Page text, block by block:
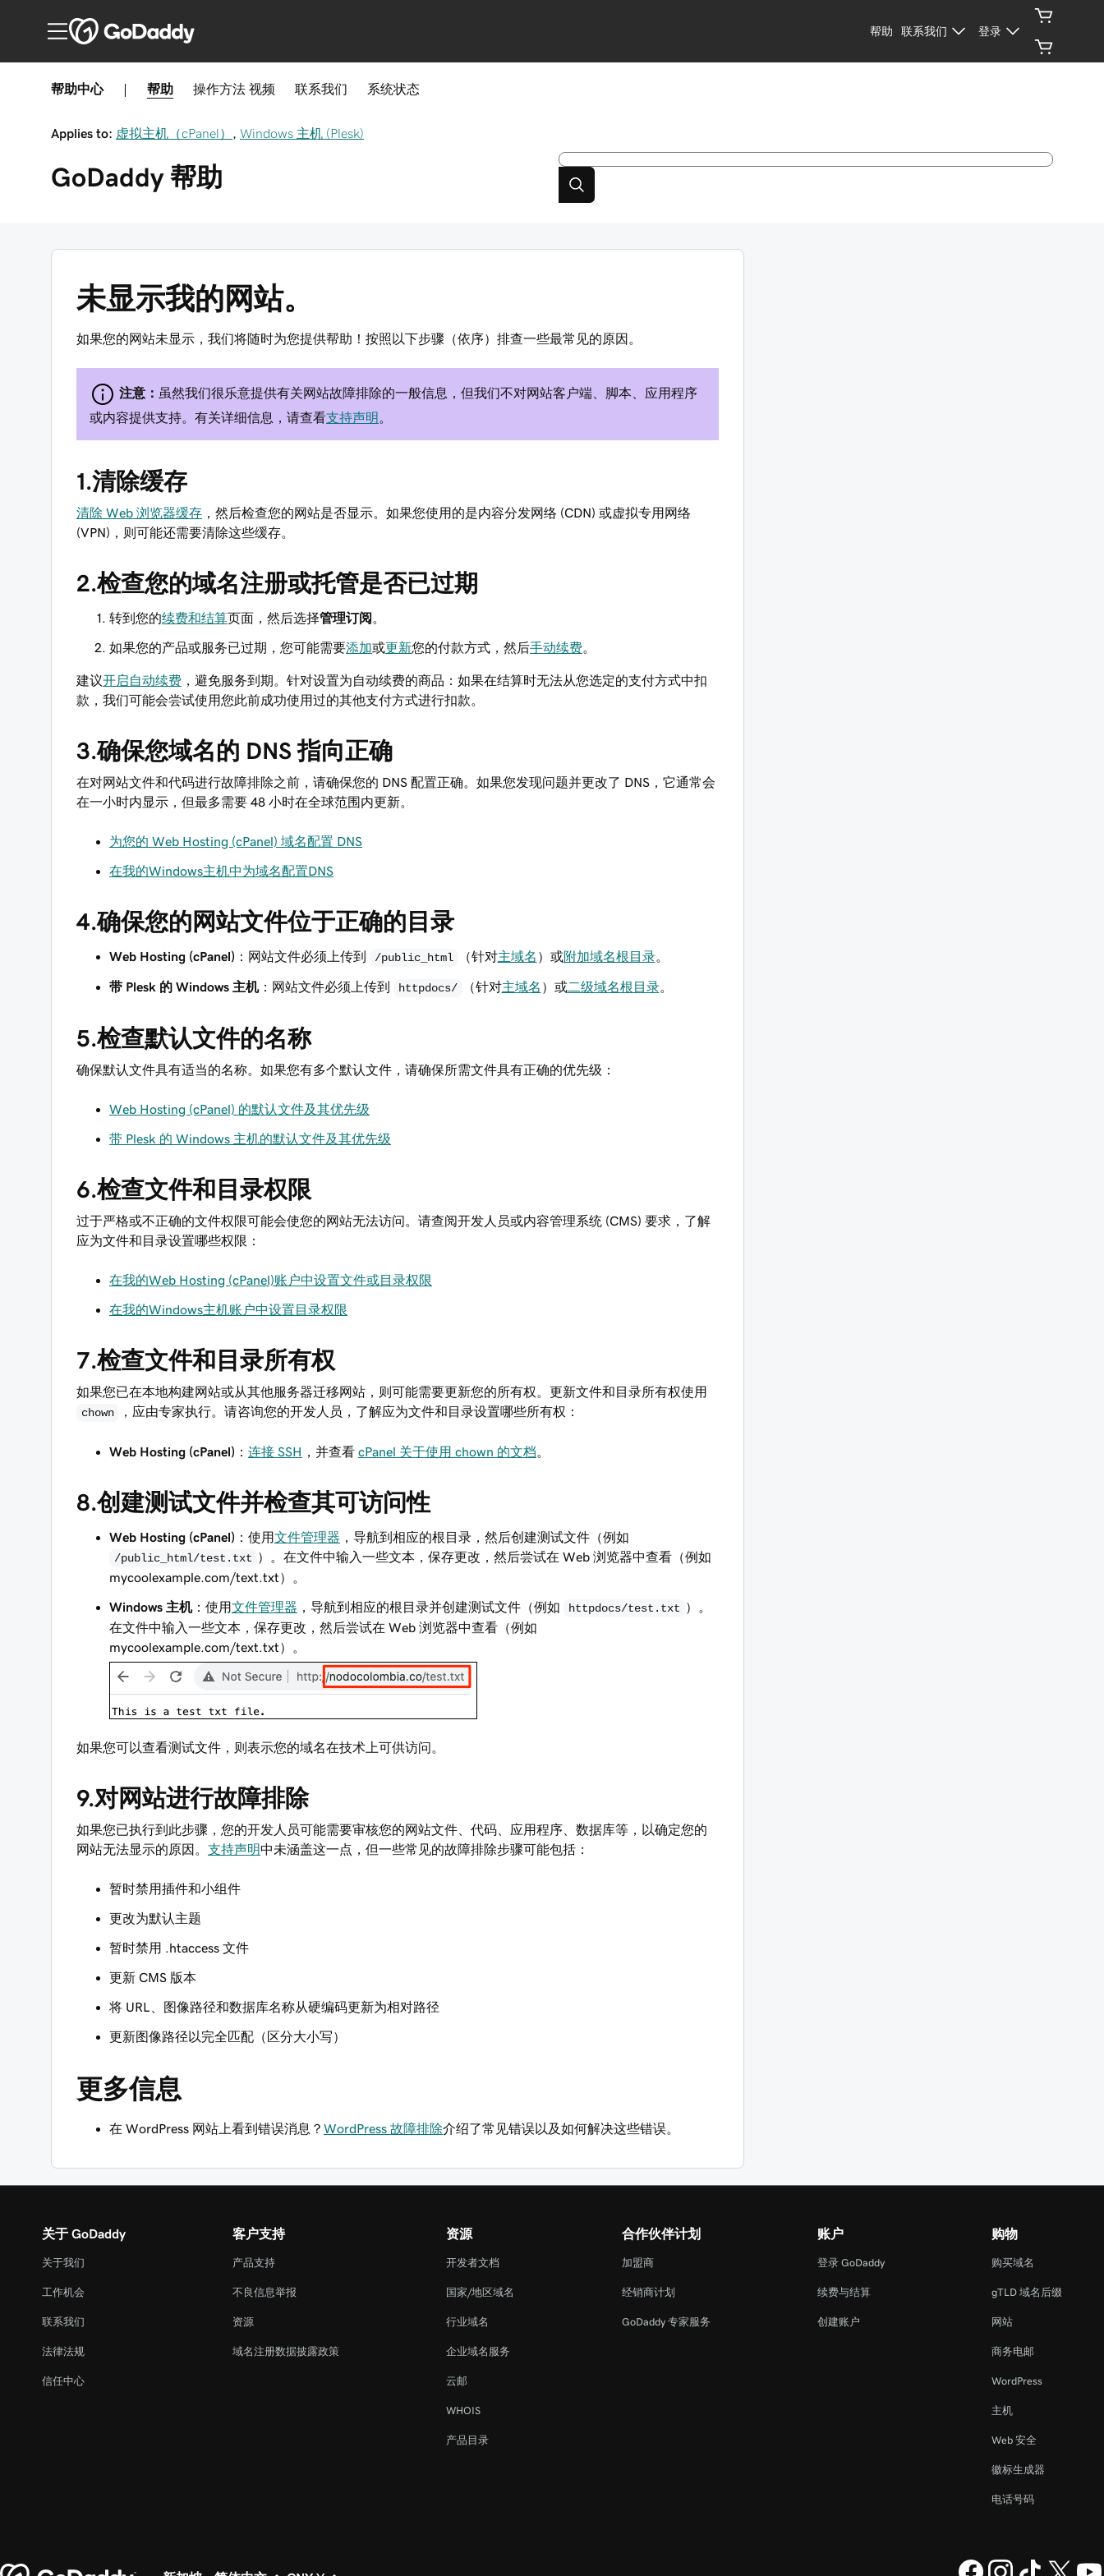
帮助 联系我们 登录
帮助中心 帮助 操作方法 视频 联系我们 系统状态
Applies to: 虚拟主机（cPanel） Windows 主机 (Plesk)
GoDaddy 帮助
未显示我的网站。
如果您的网站未显示，我们将随时为您提供帮助！按照以下步骤（依序）排查一些最常见的原因。
注意： 虽然我们很乐意提供有关网站故障排除的一般信息，但我们不对网站客户端、脚本、应用程序
或内容提供支持。有关详细信息，请查看支持声明
1.清除缓存
清除 Web 浏览器缓存 ，然后检查您的网站是否显示。如果您使用的是内容分发网络 (CDN) 或虚拟专用网络
(VPN)，则可能还需要清除这些缓存。
2.检查您的域名注册或托管是否已过期
转到您的续费和结算页面，然后选择管理订阅
如果您的产品或服务已过期，您可能需要添加或更新您的付款方式，然后手动续费
建议开启自动续费 ，避免服务到期。针对设置为自动续费的商品：如果在结算时无法从您选定的支付方式中扣
款，我们可能会尝试使用您此前成功使用过的其他支付方式进行扣款。
3.确保您域名的 DNS 指向正确
在对网站文件和代码进行故障排除之前，请确保您的 DNS 配置正确。如果您发现问题并更改了 DNS，它通常会
在一小时内显示，但最多需要 48 小时在全球范围内更新。
为您的 Web Hosting (cPanel) 域名配置 DNS
在我的Windows主机中为域名配置DNS
4.确保您的网站文件位于正确的目录
Web Hosting (cPanel) ：网站文件必须上传到 /public_html （针对主域名 ）或附加域名根目录。
带 Plesk 的 Windows 主机：网站文件必须上传到 httpdocs/ （针对主域名 ）或二级域名根目录。
5.检查默认文件的名称
确保默认文件具有适当的名称。如果您有多个默认文件，请确保所需文件具有正确的优先级：
Web Hosting (cPanel) 的默认文件及其优先级
带 Plesk 的 Windows 主机的默认文件及其优先级
6.检查文件和目录权限
过于严格或不正确的文件权限可能会使您的网站无法访问。请查阅开发人员或内容管理系统 (CMS) 要求，了解
应为文件和目录设置哪些权限：
在我的Web Hosting (cPanel)账户中设置文件或目录权限
在我的Windows主机账户中设置目录权限
7.检查文件和目录所有权
如果您已在本地构建网站或从其他服务器迁移网站，则可能需要更新您的所有权。更新文件和目录所有权使用
chown
，应由专家执行。请咨询您的开发人员，了解应为文件和目录设置哪些所有权：
Web Hosting (cPanel) ： 连接 SSH ，并查看 cPanel 关于使用 chown 的文档
8.创建测试文件并检查其可访问性
Web Hosting (cPanel) ：使用文件管理器 ，导航到相应的根目录，然后创建测试文件（例如
/public_html/test.txt ）。在文件中输入一些文本，保存更改，然后尝试在 Web 浏览器中查看（例如
mycoolexample.com/text.txt）。
Windows 主机：使用文件管理器 ，导航到相应的根目录并创建测试文件（例如 httpdocs/test.txt ）。
在文件中输入一些文本，保存更改，然后尝试在 Web 浏览器中查看（例如
mycoolexample.com/text.txt）。
如果您可以查看测试文件，则表示您的域名在技术上可供访问
9.对网站进行故障排除
如果您已执行到此步骤，您的开发人员可能需要审核您的网站文件、代码、应用程序、数据库等，以确定您的
网站无法显示的原因。 支持声明中未涵盖这一点，但一些常见的故障排除步骤可能包括：
暂时禁用插件和小组件
更改为默认主题
暂时禁用 .htaccess 文件
更新 CMS 版本
将 URL、图像路径和数据库名称从硬编码更新为相对路径
更新图像路径以完全匹配（区分大小写）
更多信息
在 WordPress 网站上看到错误消息？ WordPress 故障排除介绍了常见错误以及如何解决这些错误。
关于 GoDaddy
关于我们
工作机会
联系我们
法律法规
信任中心
客户支持
产品支持
不良信息举报
资源
域名注册数据披露政策
资源
开发者文档
国家/地区域名
行业域名
企业域名服务
云邮
WHOIS
产品目录
合作伙伴计划
加盟商
经销商计划
GoDaddy 专家服务
账户
登录 GoDaddy
续费与结算
创建账户
购物
购买域名
gTLD 域名后缀
网站
商务电邮
WordPress
主机
Web 安全
徽标生成器
电话号码